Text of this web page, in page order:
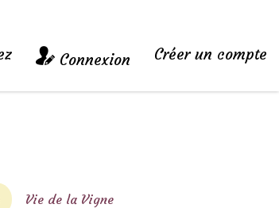
Connexion Créer un compte
Vie de la Vigne